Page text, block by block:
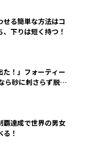
せる簡単な方法はコ
下りは短く持つ！
た！」フォーティー
ら砂に刺さらず脱出
覇達成で世界の男女
！